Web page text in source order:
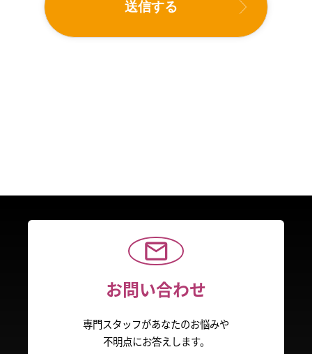
お問い合わせ
専門スタッフがあなたのお悩みや
不明点にお答えします。